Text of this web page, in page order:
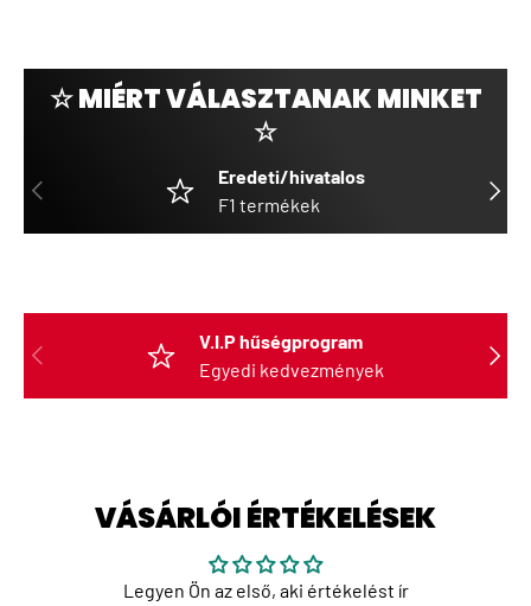
☆ MIÉRT VÁLASZTANAK MINKET
☆
ELŐZŐ
Eredeti/hivatalos
F1 termékek
ELŐZŐ
V.I.P hűségprogram
Egyedi kedvezmények
VÁSÁRLÓI ÉRTÉKELÉSEK
Legyen Ön az első, aki értékelést ír